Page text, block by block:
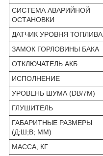
СИСТЕМА АВАРИЙНОЙ
ОСТАНОВКИ
ДАТЧИК УРОВНЯ ТОПЛИВА
ЗАМОК ГОРЛОВИНЫ БАКА
ОТКЛЮЧАТЕЛЬ АКБ
ИСПОЛНЕНИЕ
УРОВЕНЬ ШУМА (DB/7М)
ГЛУШИТЕЛЬ
ГАБАРИТНЫЕ РАЗМЕРЫ
(Д;Ш;В; ММ)
МАССА, КГ